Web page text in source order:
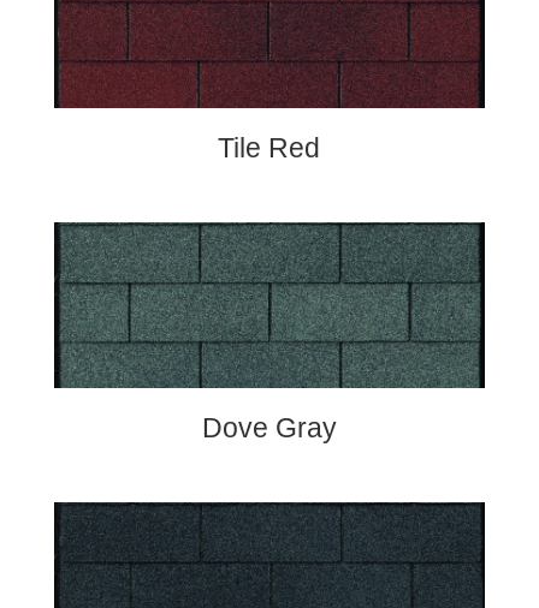
Tile Red
Dove Gray